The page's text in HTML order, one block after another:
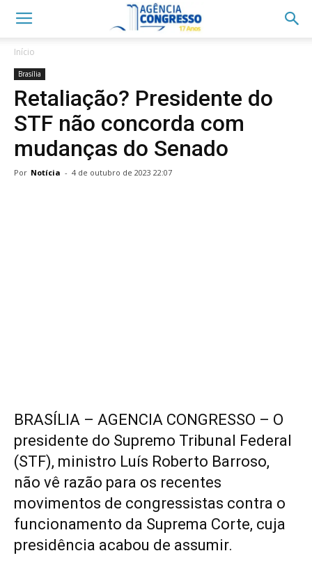
Início
Brasília
Retaliação? Presidente do
STF não concorda com
mudanças do Senado
Por Notícia - 4 de outubro de 2023 22:07
BRASÍLIA – AGENCIA CONGRESSO – O
presidente do Supremo Tribunal Federal
(STF), ministro Luís Roberto Barroso,
não vê razão para os recentes
movimentos de congressistas contra o
funcionamento da Suprema Corte, cuja
presidência acabou de assumir.